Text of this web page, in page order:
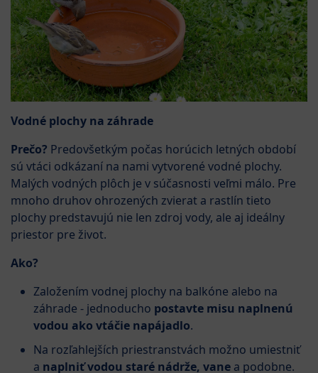
Vodné plochy na záhrade
Prečo? Predovšetkým počas horúcich letných období
sú vtáci odkázaní na nami vytvorené vodné plochy.
Malých vodných plôch je v súčasnosti veľmi málo. Pre
mnoho druhov ohrozených zvierat a rastlín tieto
plochy predstavujú nie len zdroj vody, ale aj ideálny
priestor pre život.
Ako?
Založením vodnej plochy na balkóne alebo na
záhrade - jednoducho postavte misu naplnenú
vodou ako vtáčie napájadlo.
Na rozľahlejších priestranstvách možno umiestniť
a naplniť vodou staré nádrže, vane a podobne.